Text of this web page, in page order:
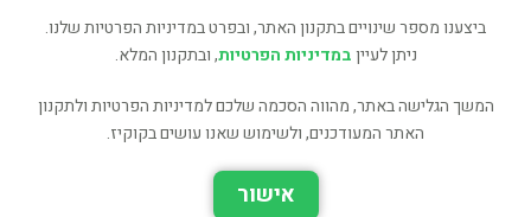
הקדשת המחבר\המתרגם
ביצענו מספר שינויים בתקנון האתר, ובפרט במדיניות הפרטיות שלנו.
ניתן לעייןבמדיניות הפרטיות, ובתקנון המלא.
המשך הגלישה באתר, מהווה הסכמה שלכם למדיניות הפרטיות ולתקנון
האתר המעודכנים, ולשימוש שאנו עושים בקוקיז.
אישור